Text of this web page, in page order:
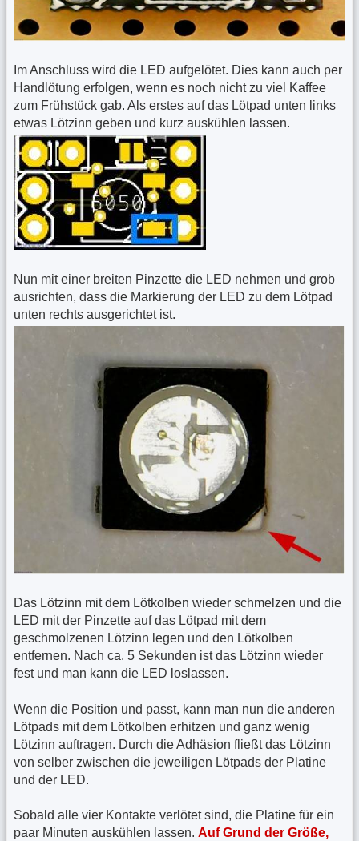
Im Anschluss wird die LED aufgelötet. Dies kann auch per
Handlötung erfolgen, wenn es noch nicht zu viel Kaffee
zum Frühstück gab. Als erstes auf das Lötpad unten links
etwas Lötzinn geben und kurz auskühlen lassen.
Nun mit einer breiten Pinzette die LED nehmen und grob
ausrichten, dass die Markierung der LED zu dem Lötpad
unten rechts ausgerichtet ist.
Das Lötzinn mit dem Lötkolben wieder schmelzen und die
LED mit der Pinzette auf das Lötpad mit dem
geschmolzenen Lötzinn legen und den Lötkolben
entfernen. Nach ca. 5 Sekunden ist das Lötzinn wieder
fest und man kann die LED loslassen.
Wenn die Position und passt, kann man nun die anderen
Lötpads mit dem Lötkolben erhitzen und ganz wenig
Lötzinn auftragen. Durch die Adhäsion fließt das Lötzinn
von selber zwischen die jeweiligen Lötpads der Platine
und der LED.
Sobald alle vier Kontakte verlötet sind, die Platine für ein
paar Minuten auskühlen lassen. Auf Grund der Größe,